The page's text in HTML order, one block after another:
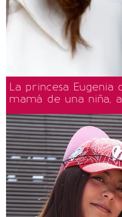
La princesa
mamá de una niña,